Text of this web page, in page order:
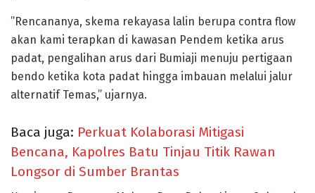
”Rencananya, skema rekayasa lalin berupa contra flow
akan kami terapkan di kawasan Pendem ketika arus
padat, pengalihan arus dari Bumiaji menuju pertigaan
bendo ketika kota padat hingga imbauan melalui jalur
alternatif Temas,” ujarnya.
Baca juga: Perkuat Kolaborasi Mitigasi
Bencana, Kapolres Batu Tinjau Titik Rawan
Longsor di Sumber Brantas